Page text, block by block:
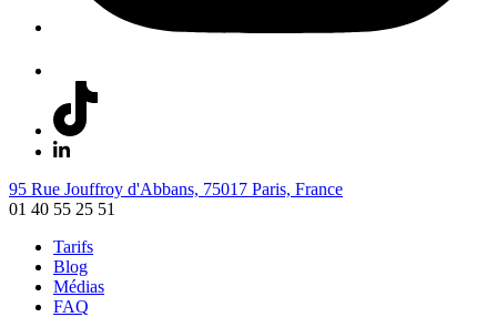
95 Rue Jouffroy d'Abbans, 75017 Paris, France
01 40 55 25 51
Tarifs
Blog
Médias
FAQ